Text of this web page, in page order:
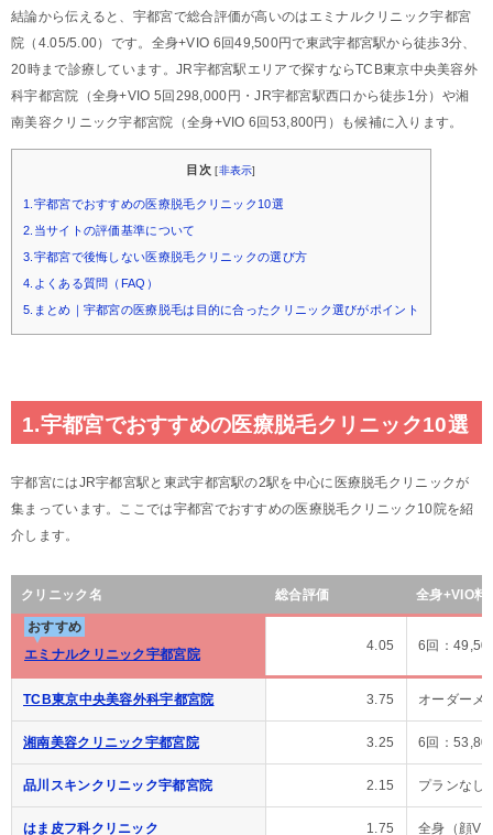
結論から伝えると、宇都宮で総合評価が高いのはエミナルクリニック宇都宮
院（4.05/5.00）です。全身+VIO 6回49,500円で東武宇都宮駅から徒歩3分、
20時まで診療しています。JR宇都宮駅エリアで探すならTCB東京中央美容外
科宇都宮院（全身+VIO 5回298,000円・JR宇都宮駅西口から徒歩1分）や湘
南美容クリニック宇都宮院（全身+VIO 6回53,800円）も候補に入ります。
目次 [非表示]
1.宇都宮でおすすめの医療脱毛クリニック10選
2.当サイトの評価基準について
3.宇都宮で後悔しない医療脱毛クリニックの選び方
4.よくある質問（FAQ）
5.まとめ｜宇都宮の医療脱毛は目的に合ったクリニック選びがポイント
1.宇都宮でおすすめの医療脱毛クリニック10選
宇都宮にはJR宇都宮駅と東武宇都宮駅の2駅を中心に医療脱毛クリニックが
集まっています。ここでは宇都宮でおすすめの医療脱毛クリニック10院を紹
介します。
クリニック名 総合評価 全身+VIO料
おすすめ
エミナルクリニック宇都宮院
4.05 6回：
TCB東京中央美容外科宇都宮院 3.75 オーダーメ
湘南美容クリニック宇都宮院 3.25 6回：
品川スキンクリニック宇都宮院 2.15 プランなし
はま皮フ科クリニック 1.75 全身（顔